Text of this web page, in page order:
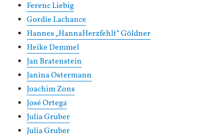
Ferenc Liebig
Gordie Lachance
Hannes „HannaHerzfehlt“ Göldner
Heike Demmel
Jan Bratenstein
Janina Ostermann
Joachim Zons
José Ortega
Julia Gruber
Julia Gruber